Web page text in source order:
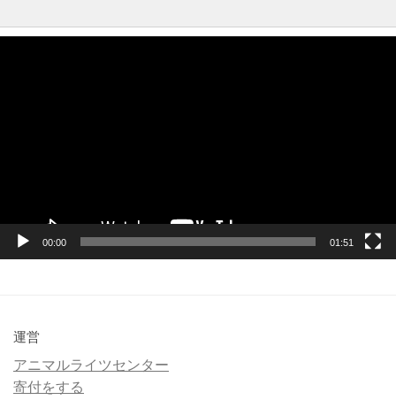
00:00 01:51
運営
アニマルライツセンター
寄付をする